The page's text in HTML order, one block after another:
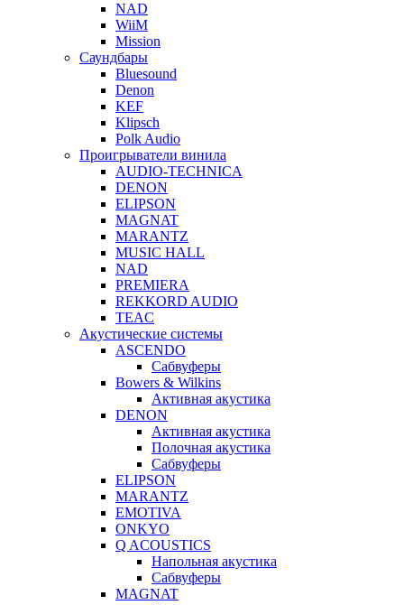
NAD
WiiM
Mission
Саундбары
Bluesound
Denon
KEF
Klipsch
Polk Audio
Проигрыватели винила
AUDIO-TECHNICA
DENON
ELIPSON
MAGNAT
MARANTZ
MUSIC HALL
NAD
PREMIERA
REKKORD AUDIO
TEAC
Акустические системы
ASCENDO
Сабвуферы
Bowers & Wilkins
Активная акустика
DENON
Активная акустика
Полочная акустика
Сабвуферы
ELIPSON
MARANTZ
EMOTIVA
ONKYO
Q ACOUSTICS
Напольная акустика
Сабвуферы
MAGNAT